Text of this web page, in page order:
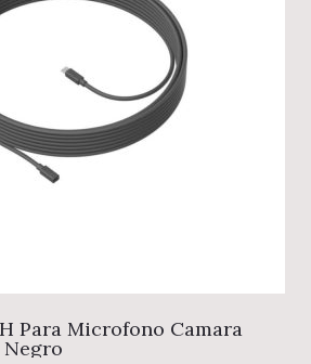
Para Microfono Camara
Negro